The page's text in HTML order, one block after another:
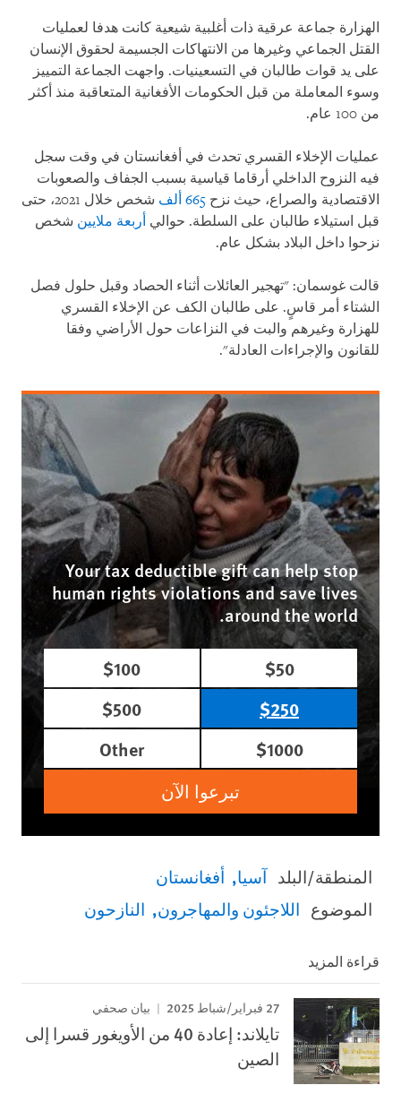
الهزارة جماعة عرقية ذات أغلبية شيعية كانت هدفا لعمليات
القتل الجماعي وغيرها من الانتهاكات الجسيمة لحقوق الإنسان
على يد قوات طالبان في التسعينيات. واجهت الجماعة التمييز
وسوء المعاملة من قبل الحكومات الأفغانية المتعاقبة منذ أكثر
من 100 عام.
عمليات الإخلاء القسري تحدث في أفغانستان في وقت سجل
فيه النزوح الداخلي أرقاما قياسية بسبب الجفاف والصعوبات
الاقتصادية والصراع، حيث نزح 665 ألف
شخص خلال 2021، حتى
قبل استيلاء طالبان على السلطة. حوالي أربعة ملايين شخص
نزحوا داخل البلاد بشكل عام.
قالت غوسمان: "تهجير العائلات أثناء الحصاد وقبل حلول فصل
الشتاء أمر قاسٍ. على طالبان الكف عن الإخلاء القسري
للهزارة وغيرهم والبت في النزاعات حول الأراضي وفقا
للقانون والإجراءات العادلة".
Your tax deductible gift can help stop
human rights violations and save lives
around the world.
$50
$100
$250
$500
$1000
Other
تبرعوا الآن
المنطقة/البلد آسيا أفغانستان
الموضوع اللاجئون والمهاجرون النازحون
قراءة المزيد
27 فبراير/شباط 2025 بيان صحفي
تايلاند: إعادة 40 من الأويغور قسرا إلى
الصين